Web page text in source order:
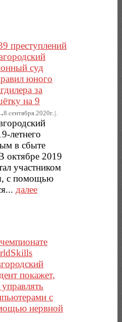
преступлений
суд
юного
за
на 9
8.сентября.2020г..|.
летнего
в сбыте
октябре 2019
участником
с помощью
далее
покажет,
управлять
с
нервной